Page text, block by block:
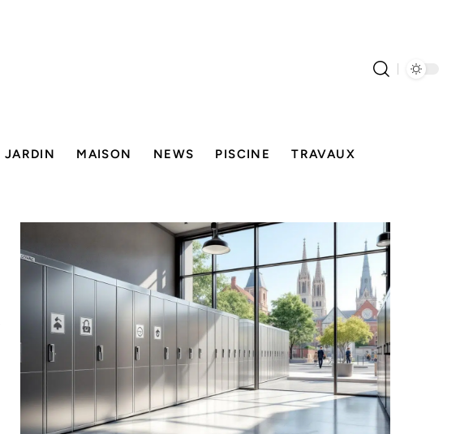
JARDIN MAISON NEWS PISCINE TRAVAUX